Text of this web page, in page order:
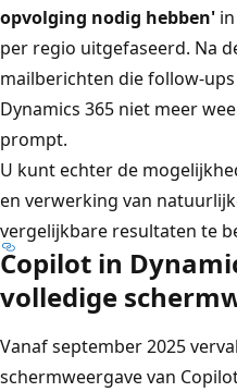
opvolging nodig hebben'
per regio uitgefaseerd. Na
mailberichten die follow-
Dynamics 365 niet meer
prompt.
U kunt echter de
en verwerking van
vergelijkbare resultaten te
Copilot in
volledige
Vanaf september 2025
schermweergave van